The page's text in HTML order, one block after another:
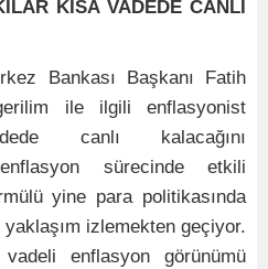
KISA VADEDE CANLI
Bankası Başkanı Fatih
ile ilgili enflasyonist
canlı kalacağını
sürecinde etkili
yine para politikasında
izlemekten geçiyor.
enflasyon görünümü